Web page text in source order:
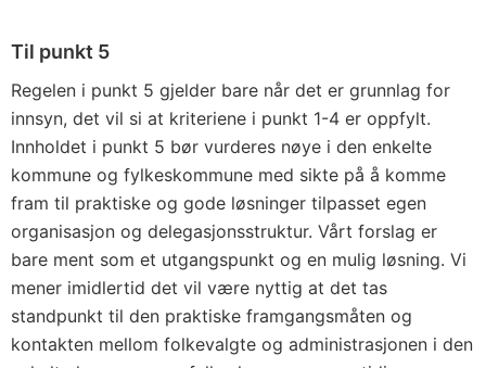
Til punkt 5
Regelen i punkt 5 gjelder bare når det er grunnlag for
innsyn, det vil si at kriteriene i punkt 1-4 er oppfylt.
Innholdet i punkt 5 bør vurderes nøye i den enkelte
kommune og fylkeskommune med sikte på å komme
fram til praktiske og gode løsninger tilpasset egen
organisasjon og delegasjonsstruktur. Vårt forslag er
bare ment som et utgangspunkt og en mulig løsning. Vi
mener imidlertid det vil være nyttig at det tas
standpunkt til den praktiske framgangsmåten og
kontakten mellom folkevalgte og administrasjonen i den